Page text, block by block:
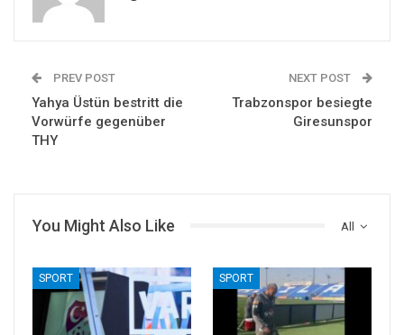
PREV POST
Yahya Üstün bestritt die
Vorwürfe gegenüber
THY
NEXT POST
Trabzonspor besiegte
Giresunspor
All
You Might Also Like
SPORT SPORT